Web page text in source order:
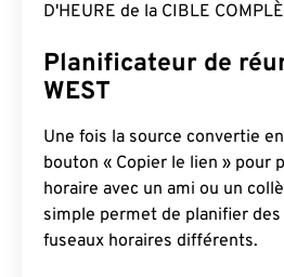
D'HEURE de la CIBLE
Planificateur de
WEST
Une fois la source convertie
bouton « Copier le lien » pour
horaire avec un ami ou un
simple permet de planifier
fuseaux horaires différents.